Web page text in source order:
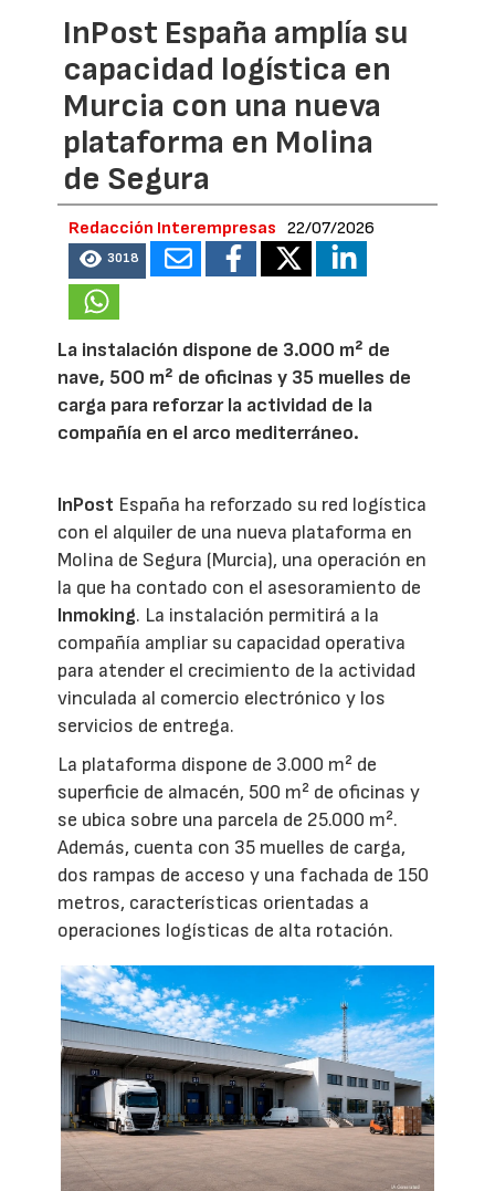
InPost España amplía su
capacidad logística en
Murcia con una nueva
plataforma en Molina
de Segura
Redacción Interempresas 22/07/2026
3018
La instalación dispone de 3.000 m² de
nave, 500 m² de oficinas y 35 muelles de
carga para reforzar la actividad de la
compañía en el arco mediterráneo.
InPost España ha reforzado su red logística
con el alquiler de una nueva plataforma en
Molina de Segura (Murcia), una operación en
la que ha contado con el asesoramiento de
Inmoking. La instalación permitirá a la
compañía ampliar su capacidad operativa
para atender el crecimiento de la actividad
vinculada al comercio electrónico y los
servicios de entrega.
La plataforma dispone de 3.000 m² de
superficie de almacén, 500 m² de oficinas y
se ubica sobre una parcela de 25.000 m².
Además, cuenta con 35 muelles de carga,
dos rampas de acceso y una fachada de 150
metros, características orientadas a
operaciones logísticas de alta rotación.